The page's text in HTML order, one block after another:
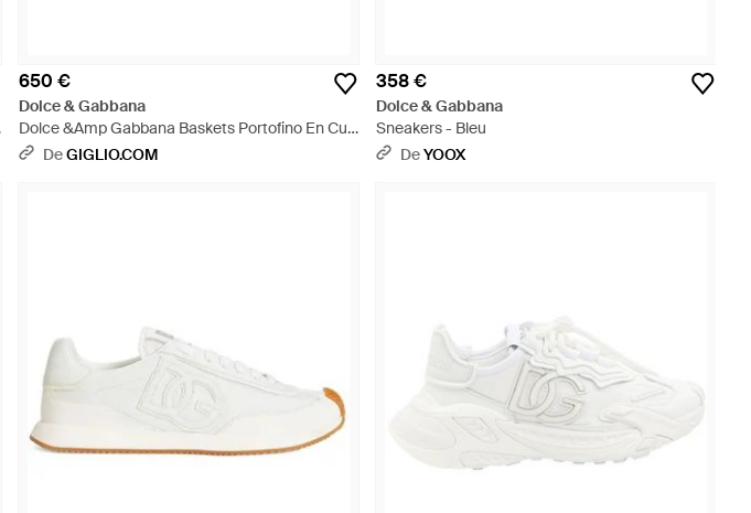
650 €
Dolce & Gabbana
Dolce &Amp Gabbana Baskets Portofino En Cuir
De Veau Avec Monogramme Dg - Noir
DeGIGLIO.COM
358 €
Dolce & Gabbana
Sneakers - Bleu
DeYOOX